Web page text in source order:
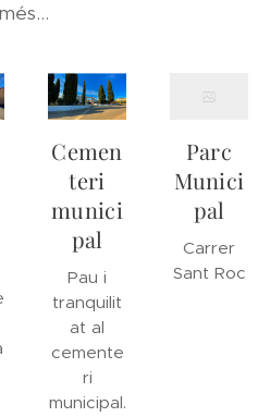
Cemen
teri
munici
pal
Pau i
tranquilit
at al
cemente
ri
municipal.
Parc
Munici
pal
Carrer
Sant Roc